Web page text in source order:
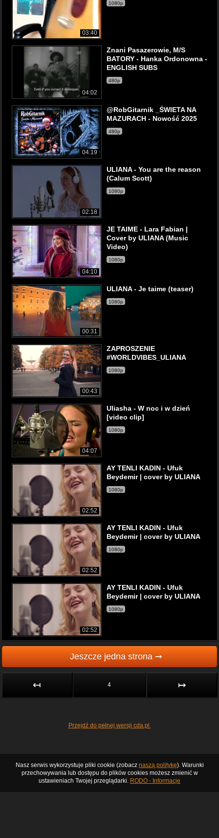
03:40
1080p
04:02
Znani Pasazerowie, M/S
BATORY - Hanka Ordonowna -
ENGLISH SUBS
480p
04:19
@RobGitarnik _ŚWIETA NA
MAZURACH - Nowość 2025
480p
02:18
ULIANA - You are the reason
(Calum Scott)
1080p
04:10
JE TAIME - Lara Fabian |
Cover by ULIANA (Music
Video)
1080p
00:31
ULIANA - Je taime (teaser)
1080p
00:43
ZAPROSZENIE
#WORLDVIBES_ULIANA
1080p
04:07
Uliasha - W noc i w dzień
[video clip]
1080p
02:52
AY TENLI KADIN - Ufuk
Beydemir | cover by ULIANA
1080p
02:52
AY TENLI KADIN - Ufuk
Beydemir | cover by ULIANA
1080p
02:52
AY TENLI KADIN - Ufuk
Beydemir | cover by ULIANA
1080p
Jeszcze jedna strona ➞
↤ 4 ↦
Przejdź do pełnej wersji cda.pl
Nasz serwis wykorzystuje pliki cookie (zobacz naszą politykę). Warunki
przechowywania lub dostępu do plików cookies możesz zmienić w
ustawieniach Twojej przeglądarki. RODO - Informacje